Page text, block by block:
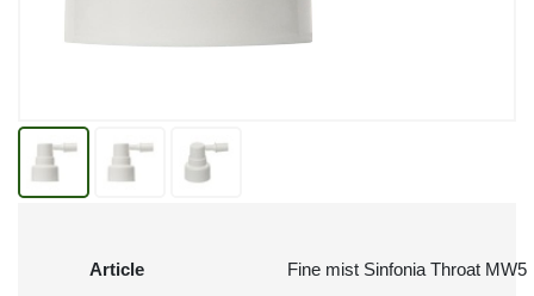
Article
Fine mist Sinfonia Throat MW5